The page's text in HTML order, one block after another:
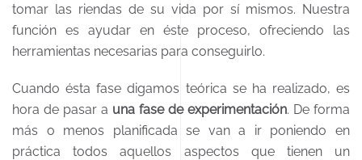
tomar las riendas de su vida por sí mismos. Nuestra
función es ayudar en éste proceso, ofreciendo las
herramientas necesarias para conseguirlo.
Cuando ésta fase digamos teórica se ha realizado, es
hora de pasar a una fase de experimentación. De forma
más o menos planificada se van a ir poniendo en
práctica todos aquellos aspectos que tienen un